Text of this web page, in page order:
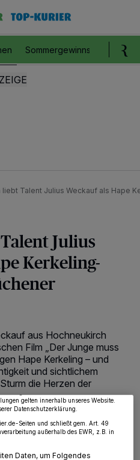
Sommergewinnspiel
liebt Talent Julius Weckauf als Hape
Julius
Kerkeling-
aus Hochneukirch
Film „Der Junge muss
Hape Kerkeling – und
und sichtlichem
die Herzen der
greifen auf personenbezogene Daten
für die unter „Wir und unsere
bereitzustellen“ aufgeführten
manche Inhalte und Anzeigen
Sie. Sie können dieses Menü jederzeit
ändern oder Ihre Einwilligung zu
oder Ablehnen am unteren
gelten innerhalb unseres Website.
Datenschutzerklärung.
Seiten und schließt gem. Art. 49
außerhalb des EWR, z.B. in
Daten, um Folgendes